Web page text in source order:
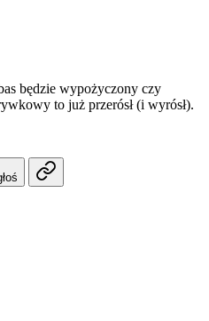
będzie wypożyczony czy
to już przerósł (i wyrósł).